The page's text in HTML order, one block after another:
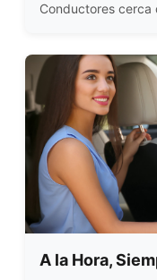
Conductores cerca
A la Hora,